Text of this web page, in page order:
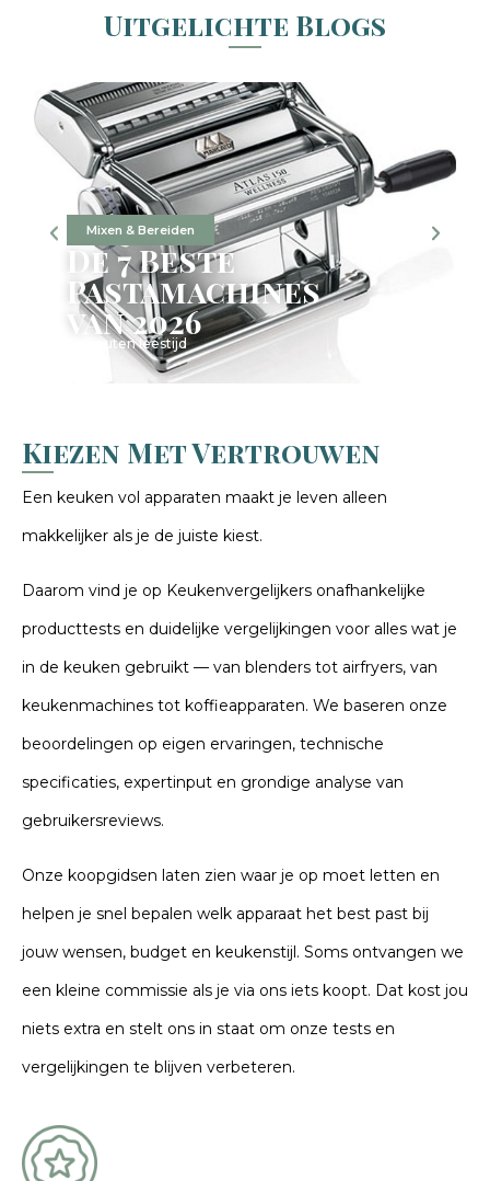
Uitgelichte Blogs
Mixen & Bereiden
De 7 Beste
Pastamachines
van 2026
5 minuten leestijd
Kiezen Met Vertrouwen
Een keuken vol apparaten maakt je leven alleen
makkelijker als je de juiste kiest.
Daarom vind je op Keukenvergelijkers onafhankelijke
producttests en duidelijke vergelijkingen voor alles wat je
in de keuken gebruikt — van blenders tot airfryers, van
keukenmachines tot koffieapparaten. We baseren onze
beoordelingen op eigen ervaringen, technische
specificaties, expertinput en grondige analyse van
gebruikersreviews.
Onze koopgidsen laten zien waar je op moet letten en
helpen je snel bepalen welk apparaat het best past bij
jouw wensen, budget en keukenstijl. Soms ontvangen we
een kleine commissie als je via ons iets koopt. Dat kost jou
niets extra en stelt ons in staat om onze tests en
vergelijkingen te blijven verbeteren.